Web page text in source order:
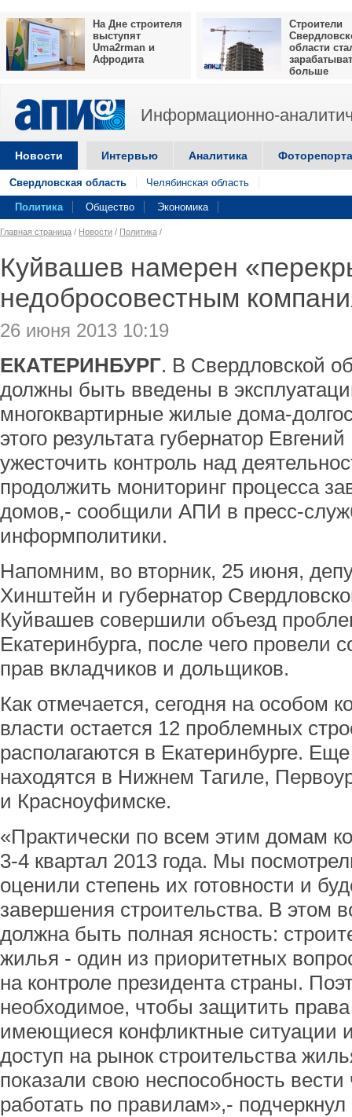
На Дне строителя
выступят
Uma2rman и
Афродита
Строители
области
больше
Информационно-
Новости Интервью Аналитика
Свердловская область Челябинская область
Политика Общество Экономика
Главная страница / Новости / Политика /
Куйвашев намерен
недобросовестным
26 июня 2013 10:19
ЕКАТЕРИНБУРГ. В Свердловской
должны быть введены в
многоквартирные жилые дома-
этого результата губернатор
ужесточить контроль над
продолжить мониторинг процесса
домов,- сообщили АПИ в пресс-
информполитики.
Напомним, во вторник, 25 июня,
Хинштейн и губернатор
Куйвашев совершили объезд
Екатеринбурга, после чего провели
прав вкладчиков и дольщиков.
Как отмечается, сегодня на особом
власти остается 12 проблемных
располагаются в Екатеринбурге.
находятся в Нижнем Тагиле,
и Красноуфимске.
«Практически по всем этим домам
3-4 квартал 2013 года. Мы
оценили степень их готовности и
завершения строительства. В этом
должна быть полная ясность:
жилья - один из приоритетных
на контроле президента страны.
необходимое, чтобы защитить
имеющиеся конфликтные ситуации
доступ на рынок строительства
показали свою неспособность
работать по правилам»,-